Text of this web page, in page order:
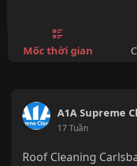
Mốc thời gian
A1A Supreme
17 Tuần
Roof Cleaning